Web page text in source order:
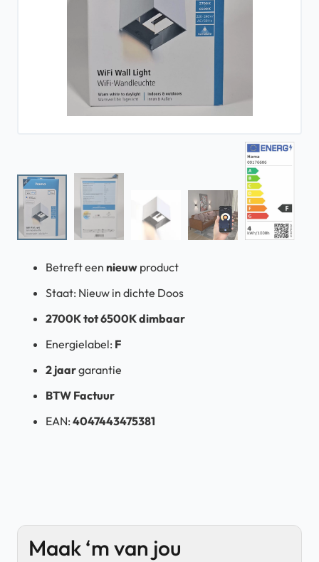
Betreft een nieuw product
Staat: Nieuw in dichte Doos
2700K tot 6500K dimbaar
Energielabel: F
2 jaargarantie
BTW Factuur
EAN: 4047443475381
Maak ‘m van jou